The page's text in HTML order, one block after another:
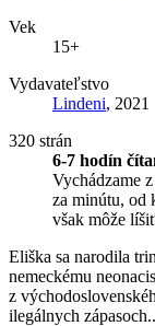
Vek
15+
Vydavateľstvo
Lindeni, 2021
320 strán
6-7 hodín
Vychádzame
za minútu, od
však môže
Eliška sa narodila
nemeckému
z
ilegálnych